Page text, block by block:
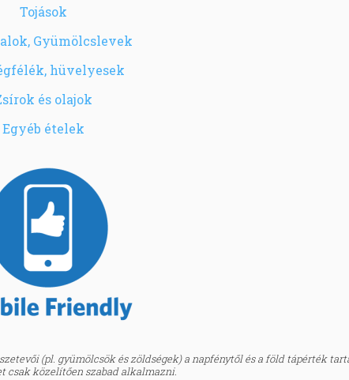
Tojások
Gyümölcslevek
hüvelyesek
és olajok
Egyéb ételek
(pl. gyümölcsök és zöldségek) a napfénytől és a föld tápérték
csak közelítően szabad alkalmazni.